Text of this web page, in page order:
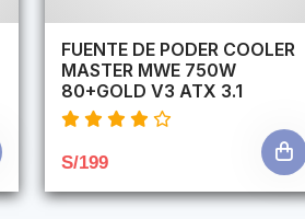
FUENTE DE PODER COOLER
MASTER MWE 750W
80+GOLD V3 ATX 3.1
S/199